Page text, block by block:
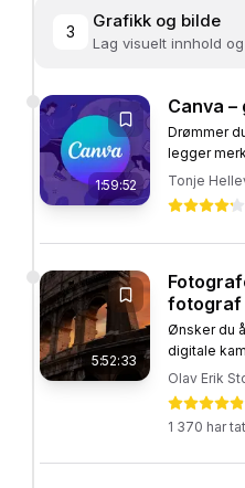
3
Grafikk og bilde
Lag visuelt innhold
1:59:52
Canva
Drømmer
legger
får folk til å
bra ut! Det
Tonje
5:52:33
fotograf
Ønsker du
digitale
for deg!
gjøre deg
Olav Erik
1 370 har